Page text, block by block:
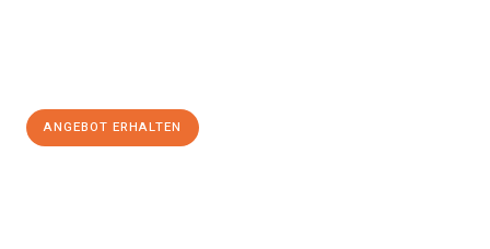
ANGEBOT ERHALTEN